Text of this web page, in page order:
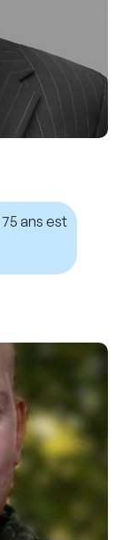
75 ans est